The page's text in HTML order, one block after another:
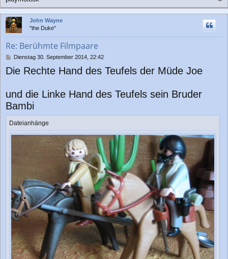
a
c
John Wayne
"the Duke"
Re: Berühmte Filmpaare
B
i
a
g
Dienstag 30. September 2014, 22:42
Die Rechte Hand des Teufels der Müde Joe
und die Linke Hand des Teufels sein Bruder
Bambi
Dateianhänge